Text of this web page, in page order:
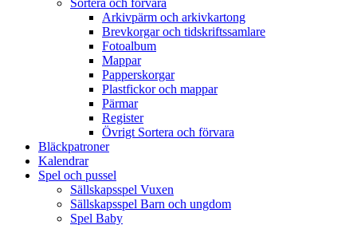
Sortera och förvara
Arkivpärm och arkivkartong
Brevkorgar och tidskriftssamlare
Fotoalbum
Mappar
Papperskorgar
Plastfickor och mappar
Pärmar
Register
Övrigt Sortera och förvara
Bläckpatroner
Kalendrar
Spel och pussel
Sällskapsspel Vuxen
Sällskapsspel Barn och ungdom
Spel Baby